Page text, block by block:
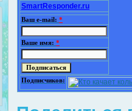
SmartResponder.ru
Ваш e-mail: *
Ваше имя: *
Подписчиков: